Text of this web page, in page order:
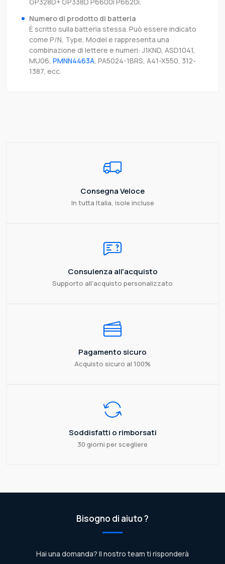
GP328D+ GP338D P6600i P6620i.
Numero di prodotto di batteria
È scritto sulla batteria stessa. Può essere indicato
come P/N, Type, Model e rappresenta una
combinazione di lettere e numeri: J1KND, ASD1041,
MU06, PMNN4463A, PA5024-1BRS, A41-X550, 312-
1387, ecc.
Consegna Veloce
In tutta Italia, isole incluse
Consulenza all'acquisto
Supporto all'acquisto personalizzato
Pagamento sicuro
Acquisto sicuro al 100%
Soddisfatti o rimborsati
30 giorni per scegliere
Bisogno di aiuto ?
Hai una domanda? Il nostro team ti risponderà